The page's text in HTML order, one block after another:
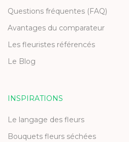
Questions fréquentes (FAQ)
Avantages du comparateur
Les fleuristes référencés
Le Blog
INSPIRATIONS
Le langage des fleurs
Bouquets fleurs séchées